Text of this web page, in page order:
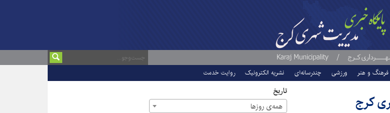
فرهنگ و هنر ورزشی چندرسانه‌ای نشریه الکترونیک روایت خدمت
کرج
تاریخ
همه‌ی روزها